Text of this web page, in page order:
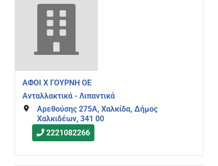
ΑΦΟΙ Χ ΓΟΥΡΝΗ ΟΕ
Ανταλλακτικά - Λιπαντικά
Αρεθούσης 275Α, Χαλκίδα, Δήμος
Χαλκιδέων, 341 00
2221082266